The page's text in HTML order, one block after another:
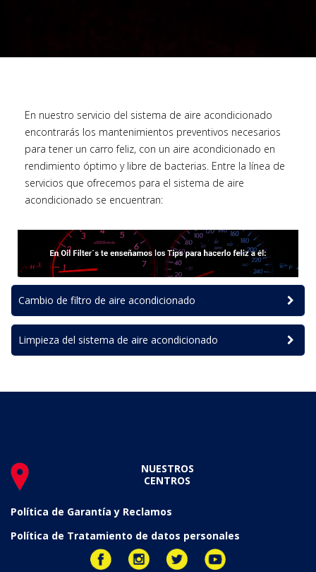
En nuestro servicio del sistema de aire acondicionado
encontrarás los mantenimientos preventivos necesarios
para tener un carro feliz, con un aire acondicionado en
rendimiento óptimo y libre de bacterias. Entre la línea de
servicios que ofrecemos para el sistema de aire
acondicionado se encuentran:
Cambio de filtro de aire acondicionado
Limpieza del sistema de aire acondicionado
NUESTROS
CENTROS
Política de Garantía y Reclamos
Política de Tratamiento de datos personales